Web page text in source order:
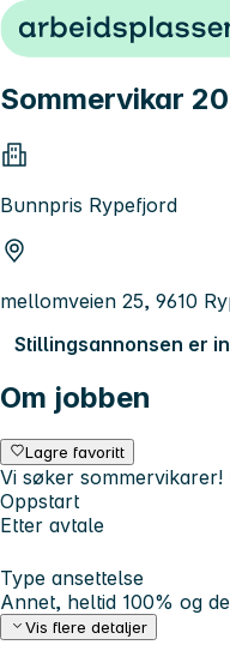
Hopp til innhold
Sommervikar
Bunnpris Rypefjord
mellomveien 25, 9610
Stillingsannonsen er
Om jobben
Lagre favoritt
Vi søker
Oppstart
Etter avtale
Type ansettelse
Annet, heltid 100% og
Vis flere detaljer